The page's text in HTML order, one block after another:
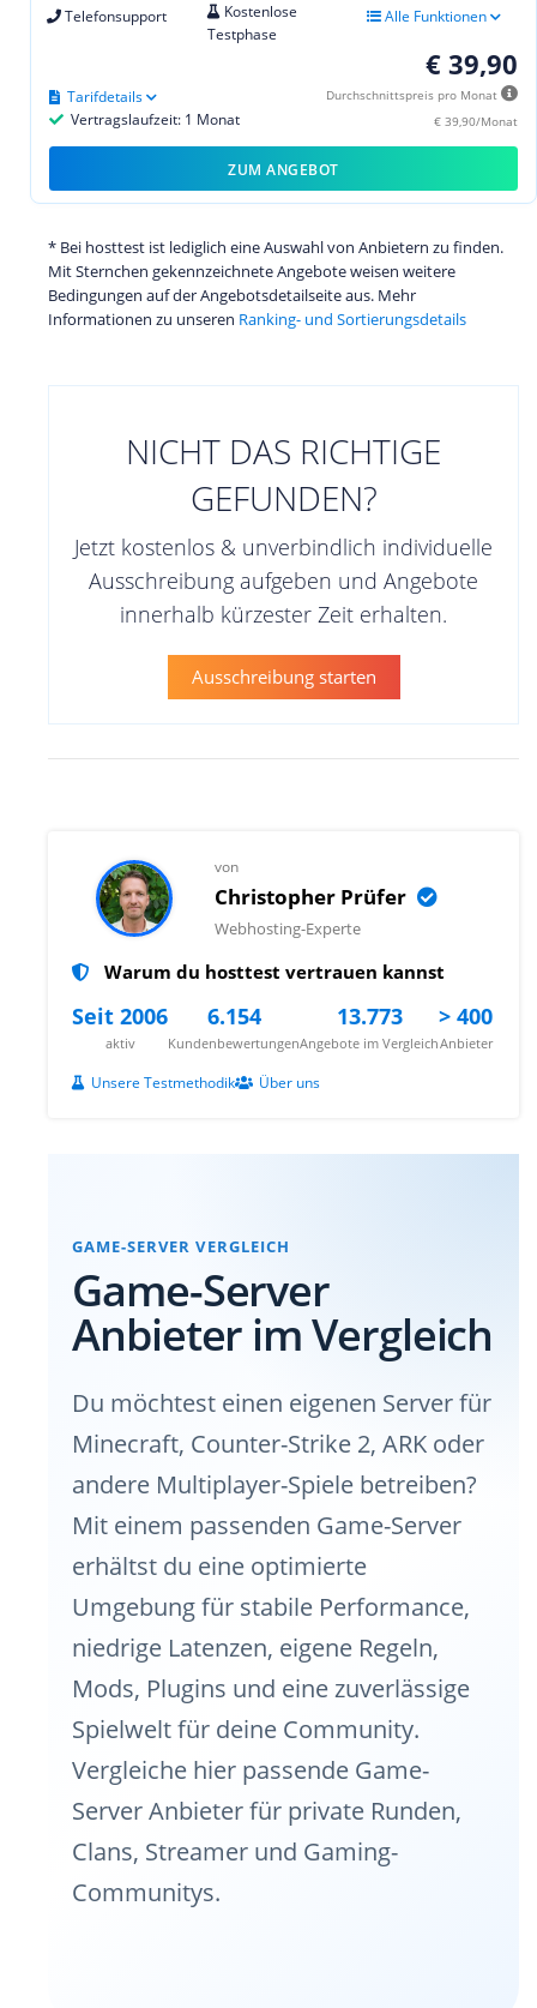
Telefonsupport
Kostenlose
Testphase
Alle Funktionen
€ 39,90
Durchschnittspreis pro Monat
€ 39,90/Monat
Vertragslaufzeit: 1 Monat
Tarifdetails
ZUM ANGEBOT
* Bei hosttest ist lediglich eine Auswahl von Anbietern zu finden.
Mit Sternchen gekennzeichnete Angebote weisen weitere
Bedingungen auf der Angebotsdetailseite aus. Mehr
Informationen zu unseren Ranking- und Sortierungsdetails
NICHT DAS RICHTIGE
GEFUNDEN?
Jetzt kostenlos & unverbindlich individuelle
Ausschreibung aufgeben und Angebote
innerhalb kürzester Zeit erhalten.
Ausschreibung starten
von
Christopher Prüfer
Webhosting-Experte
Warum du hosttest vertrauen kannst
Seit 2006
aktiv
6.154
Kundenbewertungen
13.773
Angebote im Vergleich
> 400
Anbieter
Unsere Testmethodik Über uns
GAME-SERVER VERGLEICH
Game-Server
Anbieter im Vergleich
Du möchtest einen eigenen Server für
Minecraft, Counter-Strike 2, ARK oder
andere Multiplayer-Spiele betreiben?
Mit einem passenden Game-Server
erhältst du eine optimierte
Umgebung für stabile Performance,
niedrige Latenzen, eigene Regeln,
Mods, Plugins und eine zuverlässige
Spielwelt für deine Community.
Vergleiche hier passende Game-
Server Anbieter für private Runden,
Clans, Streamer und Gaming-
Communitys.